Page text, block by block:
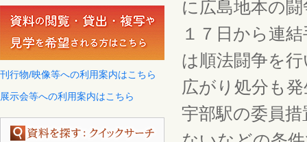
刊行物/映像等への利用案内はこちら
展示会等への利用案内はこちら
に広島地本の
１７日から連
は順法闘争を
広がり処分も
宇部駅の委員